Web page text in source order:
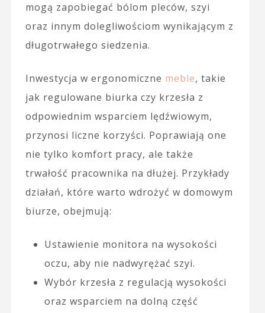
mogą zapobiegać bólom pleców, szyi
oraz innym dolegliwościom wynikającym z
długotrwałego siedzenia.
Inwestycja w ergonomiczne meble, takie
jak regulowane biurka czy krzesła z
odpowiednim wsparciem lędźwiowym,
przynosi liczne korzyści. Poprawiają one
nie tylko komfort pracy, ale także
trwałość pracownika na dłużej. Przykłady
działań, które warto wdrożyć w domowym
biurze, obejmują:
Ustawienie monitora na wysokości
oczu, aby nie nadwyrężać szyi.
Wybór krzesła z regulacją wysokości
oraz wsparciem na dolną część